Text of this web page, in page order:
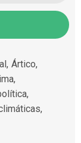
, Ártico,
,
,
,